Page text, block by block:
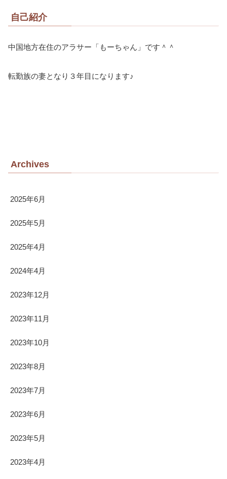
自己紹介
中国地方在住のアラサー「もーちゃん」です＾＾
転勤族の妻となり３年目になります♪
Archives
2025年6月
2025年5月
2025年4月
2024年4月
2023年12月
2023年11月
2023年10月
2023年8月
2023年7月
2023年6月
2023年5月
2023年4月